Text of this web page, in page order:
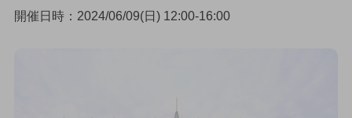
開催日時：2024/06/09(日) 12:00-16:00